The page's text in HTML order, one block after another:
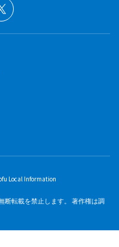
Local Information
断転載を禁止します。 著作権は調